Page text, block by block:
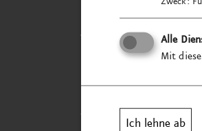
Heimatstadt. Mit
vorgestellt. Zwei
im Stehen oder
Test­läufen und
Alle
Mit
Ich lehne ab